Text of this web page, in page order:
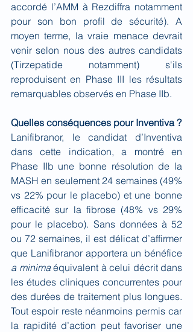
accordé l’AMM à Rezdiffra notamment
pour son bon profil de sécurité). A
moyen terme, la vraie menace devrait
venir selon nous des autres candidats
(Tirzepatide notamment) s'ils
reproduisent en Phase III les résultats
remarquables observés en Phase IIb.
Quelles conséquences pour Inventiva ?
Lanifibranor, le candidat d’Inventiva
dans cette indication, a montré en
Phase IIb une bonne résolution de la
MASH en seulement 24 semaines (49%
vs 22% pour le placebo) et une bonne
efficacité sur la fibrose (48% vs 29%
pour le placebo). Sans données à 52
ou 72 semaines, il est délicat d’affirmer
a minima équivalent à celui décrit dans
les études cliniques concurrentes pour
des durées de traitement plus longues.
Tout espoir reste néanmoins permis car
la rapidité d’action peut favoriser une